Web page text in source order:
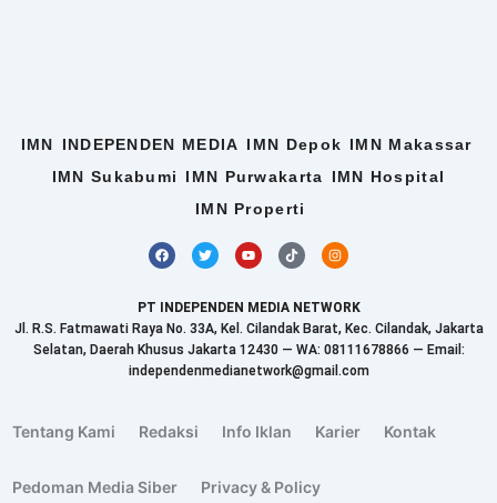
IMN INDEPENDEN MEDIA IMN Depok IMN Makassar
IMN Sukabumi
IMN Purwakarta
IMN Hospital
IMN Properti
F
a
c
b
o
o
T
w
i
t
e
r
Y
o
u
u
b
e
T
i
k
o
k
I
n
s
a
g
r
a
m
PT INDEPENDEN MEDIA NETWORK
Jl. R.S. Fatmawati Raya No. 33A, Kel. Cilandak Barat, Kec. Cilandak, Jakarta
Selatan, Daerah Khusus Jakarta 12430 — WA: 08111678866 — Email:
independenmedianetwork@gmail.com
Tentang Kami Redaksi Info Iklan Karier Kontak
Pedoman Media Siber Privacy & Policy